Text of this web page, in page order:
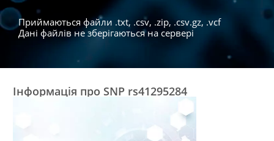
Приймаються файли .txt, .csv, .zip, .csv.gz, .vcf
Дані файлів не зберігаються на сервері
Інформація про SNP rs41295284